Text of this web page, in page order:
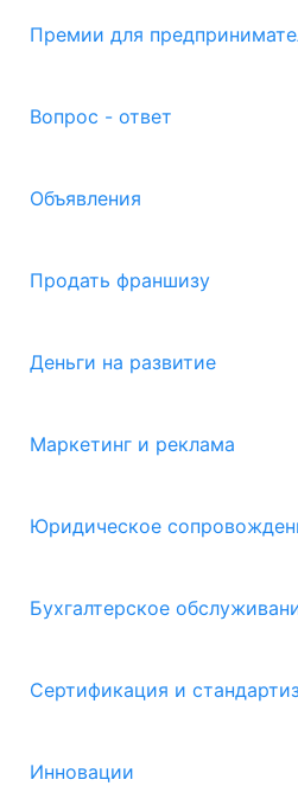
Премии для
Вопрос - ответ
Объявления
Продать франшизу
Деньги на развитие
Маркетинг и реклама
Юридическое
Бухгалтерское
Сертификация и
Инновации